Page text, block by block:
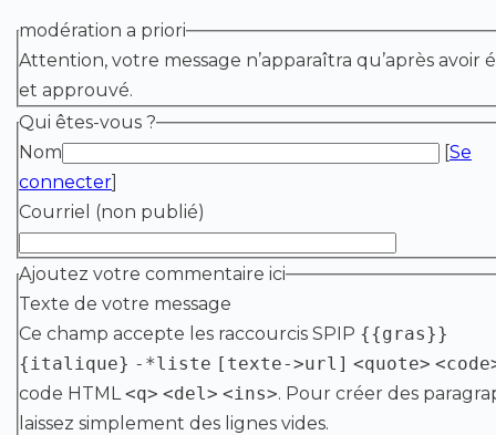
modération a priori
Attention, votre message n’apparaîtra qu’après avoir
et approuvé.
Qui êtes-vous ?
Nom
[Se
connecter]
Courriel (non publié)
Ajoutez votre commentaire ici
Texte de votre message
Ce champ accepte les raccourcis SPIP {{gras}}
{italique} -*liste [texte->url] <quote>
code HTML<q> <del> <ins>. Pour créer des
laissez simplement des lignes vides.